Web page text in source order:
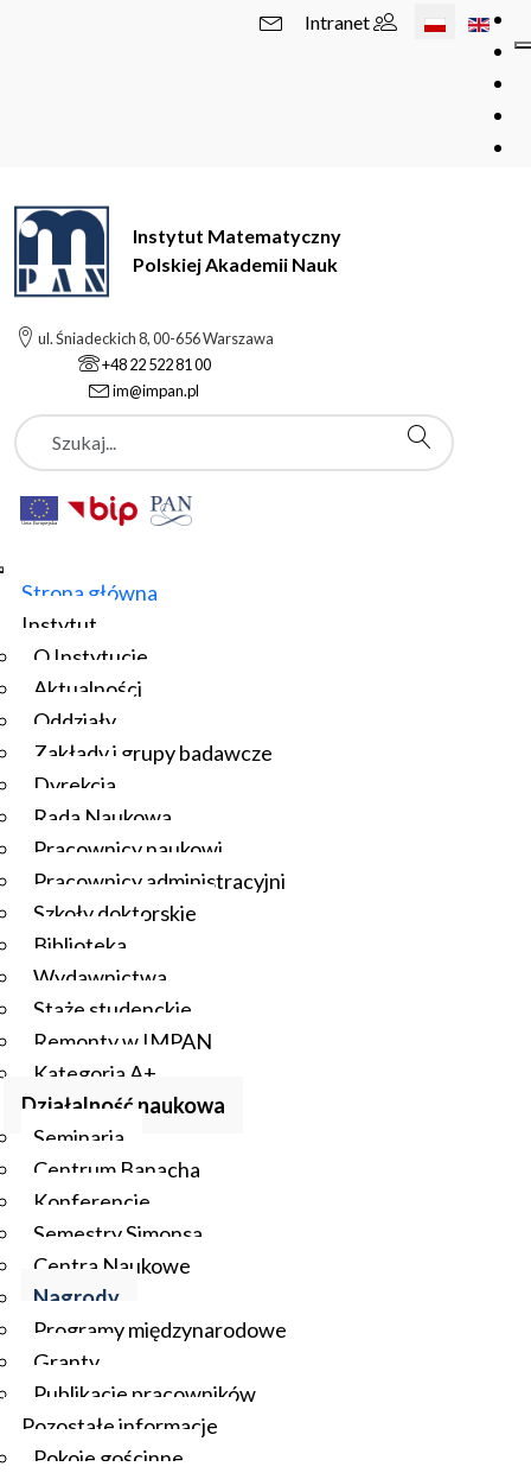
Wybierz swój
Intranet
Instytut Matematyczny
Polskiej Akademii Nauk
ul. Śniadeckich 8, 00-656 Warszawa
+48 22 522 81 00
im@impan.pl
Szukaj
Strona główna
Instytut
O Instytucie
Aktualności
Oddziały
Zakłady i grupy badawcze
Dyrekcja
Rada Naukowa
Pracownicy naukowi
Pracownicy administracyjni
Szkoły doktorskie
Biblioteka
Wydawnictwa
Staże studenckie
Remonty w IMPAN
Kategoria A+
Działalność naukowa
Seminaria
Centrum Banacha
Konferencje
Semestry Simonsa
Centra Naukowe
Nagrody
Programy międzynarodowe
Granty
Publikacje pracowników
Pozostałe informacje
Pokoje gościnne